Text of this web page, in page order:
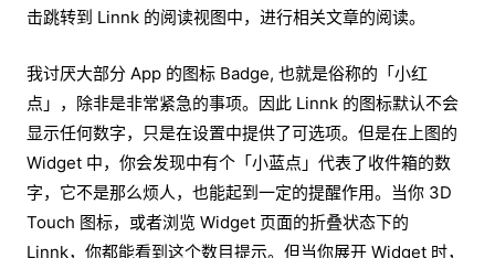
击跳转到 Linnk 的阅读视图中，进行相关文章的阅读。
我讨厌大部分 App 的图标 Badge, 也就是俗称的「小红
点」，除非是非常紧急的事项。因此 Linnk 的图标默认不会
显示任何数字，只是在设置中提供了可选项。但是在上图的
Widget 中，你会发现中有个「小蓝点」代表了收件箱的数
字，它不是那么烦人，也能起到一定的提醒作用。当你 3D
Touch 图标，或者浏览 Widget 页面的折叠状态下的
Linnk，你都能看到这个数目提示。但当你展开 Widget 时，